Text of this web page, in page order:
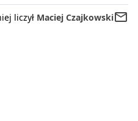
liczył Maciej Czajkowskimail_outline